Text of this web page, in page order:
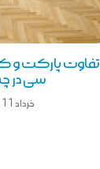
تفاوت پارکت
سی در
خرداد 11, 1396